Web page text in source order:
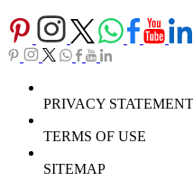
PRIVACY STATEMENT
TERMS OF USE
SITEMAP